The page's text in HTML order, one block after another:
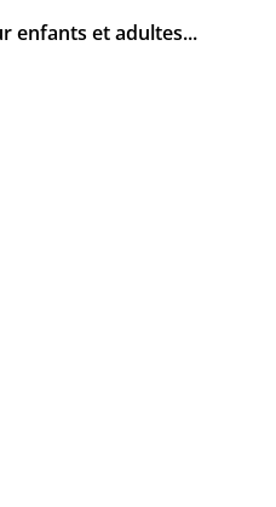
enfants et adultes...